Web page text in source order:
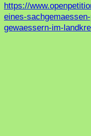
https://
eines-
gewaessern-im-